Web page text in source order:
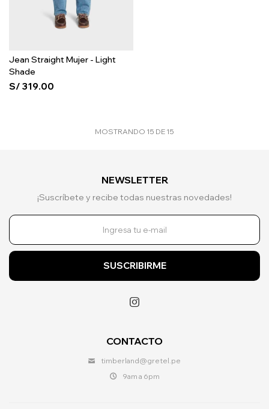
Jean Straight Mujer - Light
Shade
S/ 319.00
MOSTRANDO 15 DE 15
CONTACTO
timberland@gretel.pe
9am a 6pm
NEWSLETTER
¡Suscríbete y recibe todas nuestras novedades!
SUSCRIBIRME
